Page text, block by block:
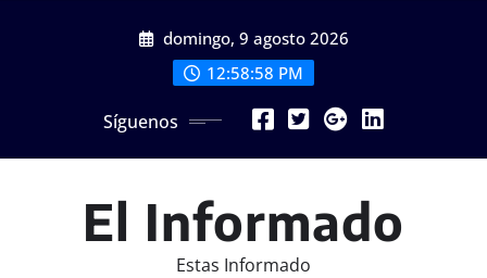
domingo, 9 agosto 2026
12:58:59 PM
Síguenos
El Informado
Estas Informado